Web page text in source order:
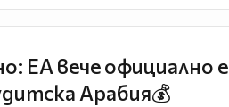
EA вече официално е
Арабия💰